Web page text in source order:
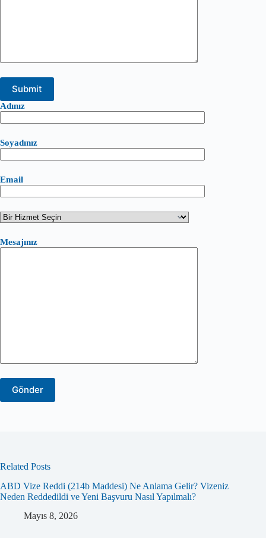
Adınız
Soyadınız
Email
Mesajınız
Related Posts
ABD Vize Reddi (214b Maddesi) Ne Anlama Gelir? Vizeniz
Neden Reddedildi ve Yeni Başvuru Nasıl Yapılmalı?
Mayıs 8, 2026